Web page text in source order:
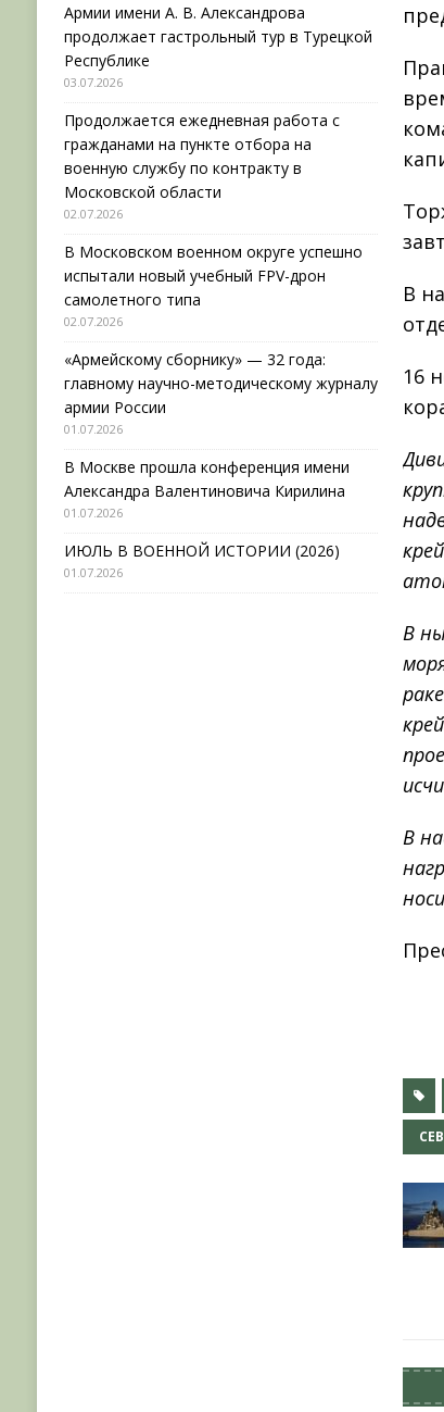
В
16
В
В
Армии имени А. В. Александрова
продолжает гастрольный тур в Турецкой
Республике
03.07.2026
Продолжается ежедневная работа с
гражданами на пункте отбора на
военную службу по контракту в
Московской области
02.07.2026
В Московском военном округе успешно
испытали новый учебный FPV-дрон
самолетного типа
02.07.2026
«Армейскому сборнику» — 32 года:
главному научно-методическому журналу
армии России
01.07.2026
В Москве прошла конференция имени
Александра Валентиновича Кирилина
01.07.2026
ИЮЛЬ В ВОЕННОЙ ИСТОРИИ (2026)
01.07.2026